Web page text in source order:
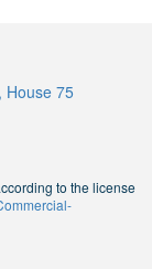
House 75
to the license